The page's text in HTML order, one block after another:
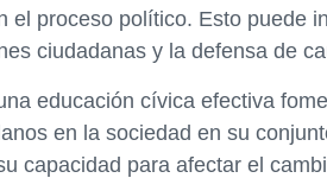
el proceso político. Esto puede
ciudadanas y la defensa de
educación cívica efectiva
en la sociedad en su
capacidad para afectar el